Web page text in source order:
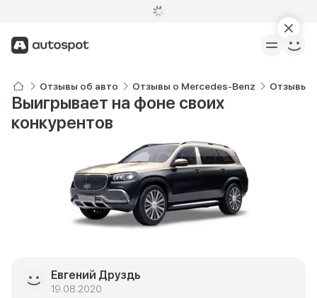
Отзывы об авто Отзывы о Mercedes-Benz Отзывы о
Выигрывает на фоне своих
конкурентов
Евгений Друздь
19.08.2020